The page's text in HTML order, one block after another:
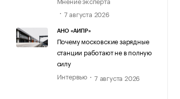
7 августа 2026
АНО «АИПР»
Почему московские зарядные
станции работают не в полную
силу
Интервью
7 августа 2026